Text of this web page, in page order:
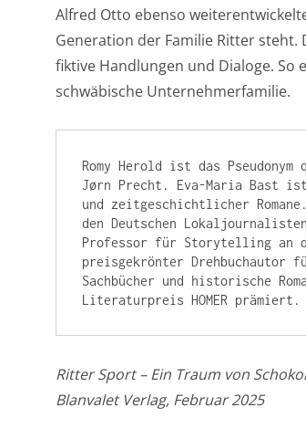
Alfred Otto ebenso
Generation der Familie Ritter
fiktive Handlungen und Dialoge. So
schwäbische Unternehmerfamilie.
Romy Herold ist das Pseudonym
Jørn Precht. Eva-Maria Bast
und zeitgeschichtlicher
den Deutschen
Professor für Storytelling an
preisgekrönter Drehbuchautor
Sachbücher und historische
Literaturpreis HOMER prämiert.
Ritter Sport – Ein Traum von
Blanvalet Verlag, Februar 2025